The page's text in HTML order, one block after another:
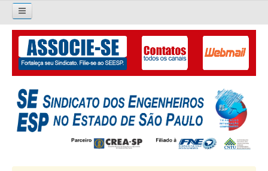
Pesquisar...
O SINDICATO
APRESENTAÇÃO
PALAVRA DO PRESIDENTE
DIRETORIA